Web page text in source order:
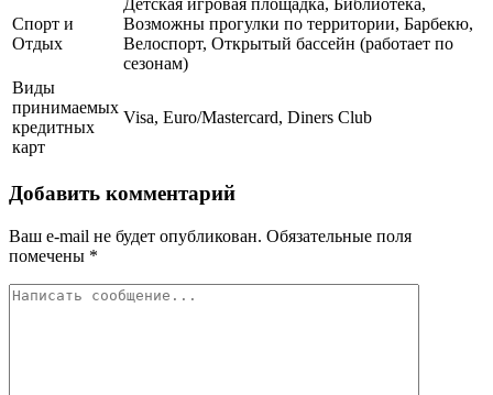
Спорт и
Отдых
Детская игровая площадка, Библиотека,
Возможны прогулки по территории, Барбекю,
Велоспорт, Открытый бассейн (работает по
сезонам)
Виды
принимаемых
кредитных
карт
Visa, Euro/Mastercard, Diners Club
Добавить комментарий
Ваш e-mail не будет опубликован. Обязательные поля
помечены *